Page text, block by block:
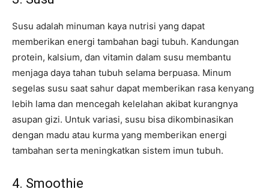
Susu adalah minuman kaya nutrisi yang dapat
memberikan energi tambahan bagi tubuh. Kandungan
protein, kalsium, dan vitamin dalam susu membantu
menjaga daya tahan tubuh selama berpuasa. Minum
segelas susu saat sahur dapat memberikan rasa kenyang
lebih lama dan mencegah kelelahan akibat kurangnya
asupan gizi. Untuk variasi, susu bisa dikombinasikan
dengan madu atau kurma yang memberikan energi
tambahan serta meningkatkan sistem imun tubuh.
4. Smoothie